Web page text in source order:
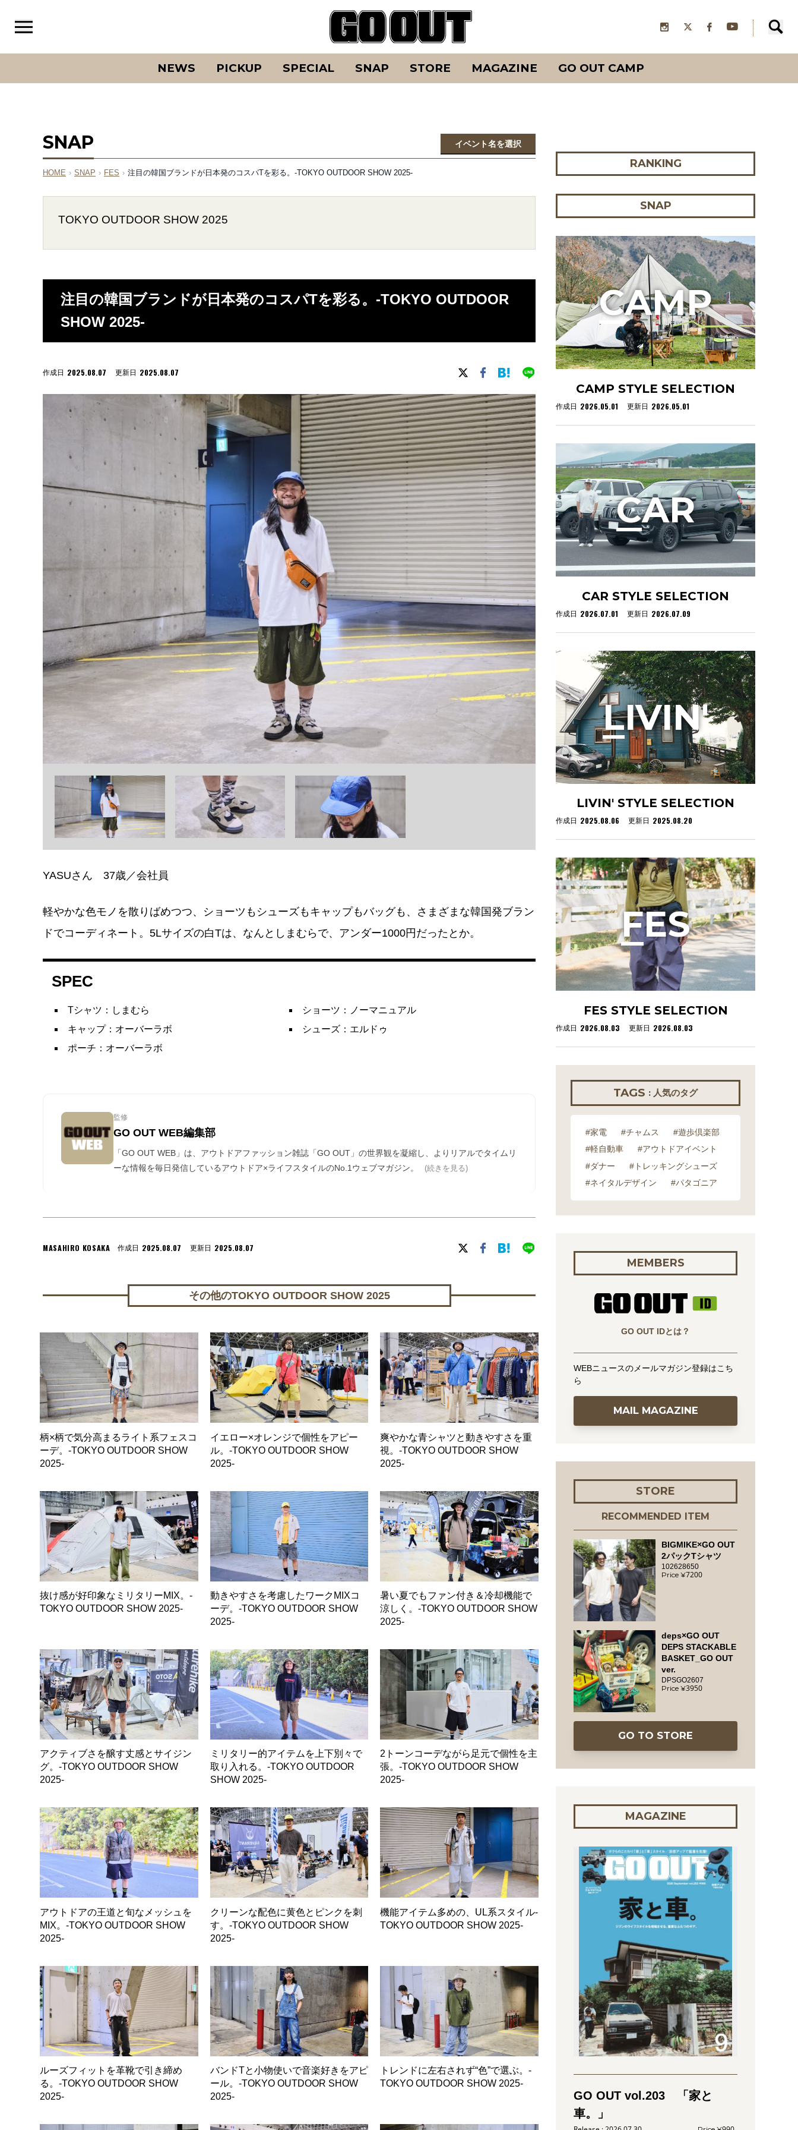
NEWS PICKUP SPECIAL SNAP STORE MAGAZINE GO OUT CAMP
SNAP イベント名を選択
HOME › SNAP › FES › 注目の韓国ブランドが日本発のコスパTを彩る。-TOKYO OUTDOOR SHOW 2025-
TOKYO OUTDOOR SHOW 2025
注目の韓国ブランドが日本発のコスパTを彩る。-TOKYO OUTDOOR
SHOW 2025-
作成日 2025.08.07 更新日 2025.08.07
YASUさん 37歳／会社員
軽やかな色モノを散りばめつつ、ショーツもシューズもキャップもバッグも、さまざまな韓国発ブラン
ドでコーディネート。5Lサイズの白Tは、なんとしまむらで、アンダー1000円だったとか。
SPEC
Tシャツ：しまむら
ショーツ：ノーマニュアル
キャップ：オーバーラボ
シューズ：エルドゥ
ポーチ：オーバーラボ
監修
GO OUT WEB編集部
「GO OUT WEB」は、アウトドアファッション雑誌「GO OUT」の世界観を凝縮し、よりリアルでタイムリ
ーな情報を毎日発信しているアウトドア×ライフスタイルのNo.1ウェブマガジン。
(続きを見る)
MASAHIRO KOSAKA 作成日 2025.08.07 更新日 2025.08.07
その他のTOKYO OUTDOOR SHOW 2025
柄×柄で気分高まるライト系フェスコ
ーデ。-TOKYO OUTDOOR SHOW
2025-
イエロー×オレンジで個性をアピー
ル。-TOKYO OUTDOOR SHOW
2025-
爽やかな青シャツと動きやすさを重
視。-TOKYO OUTDOOR SHOW
2025-
抜け感が好印象なミリタリーMIX。-
TOKYO OUTDOOR SHOW 2025-
動きやすさを考慮したワークMIXコ
ーデ。-TOKYO OUTDOOR SHOW
2025-
暑い夏でもファン付き＆冷却機能で
涼しく。-TOKYO OUTDOOR SHOW
2025-
アクティブさを醸す丈感とサイジン
グ。-TOKYO OUTDOOR SHOW
2025-
ミリタリー的アイテムを上下別々で
取り入れる。-TOKYO OUTDOOR
SHOW 2025-
2トーンコーデながら足元で個性を主
張。-TOKYO OUTDOOR SHOW
2025-
アウトドアの王道と旬なメッシュを
MIX。-TOKYO OUTDOOR SHOW
2025-
クリーンな配色に黄色とピンクを刺
す。-TOKYO OUTDOOR SHOW
2025-
機能アイテム多めの、UL系スタイル-
TOKYO OUTDOOR SHOW 2025-
ルーズフィットを革靴で引き締め
る。-TOKYO OUTDOOR SHOW
2025-
バンドTと小物使いで音楽好きをアピ
ール。-TOKYO OUTDOOR SHOW
2025-
トレンドに左右されず“色”で選ぶ。-
TOKYO OUTDOOR SHOW 2025-
RANKING
SNAP
CAMP STYLE SELECTION
作成日 2026.05.01 更新日 2026.05.01
CAMP
CAR STYLE SELECTION
作成日 2026.07.01 更新日 2026.07.09
CAR
LIVIN' STYLE SELECTION
作成日 2025.08.06 更新日 2025.08.20
LIVIN'
FES STYLE SELECTION
作成日 2026.08.03 更新日 2026.08.03
FES
TAGS : 人気のタグ
#家電 #チャムス
#遊歩倶楽部
#軽自動車
#アウトドアイベント
#ダナー
#トレッキングシューズ
#ネイタルデザイン
#パタゴニア
MEMBERS
GO OUT IDとは？
WEBニュースのメールマガジン登録はこち
ら
MAIL MAGAZINE
STORE
RECOMMENDED ITEM
BIGMIKE×GO OUT
2パックTシャツ
102628650
7200
deps×GO OUT
DEPS STACKABLE
BASKET_GO OUT
ver.
DPSGO2607
3950
GO TO STORE
MAGAZINE
GO OUT vol.203 「家と
車。」